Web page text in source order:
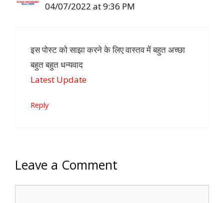
04/07/2022 at 9:36 PM
इस पोस्ट को साझा करने के लिए वास्तव में बहुत अच्छा
बहुत बहुत धन्यवाद
Latest Update
Reply
Leave a Comment